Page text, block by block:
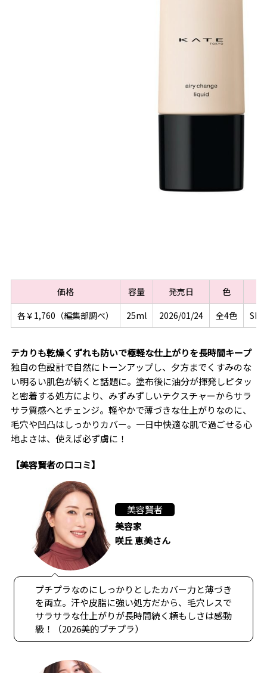
価格 容量 発売日 色
各￥1,760（編集部調べ）
25ml 2026/01/24 全4色
テカりも乾燥くずれも防いで極軽な仕上がりを長時間キープ
独自の色設計で自然にトーンアップし、夕方までくすみのな
い明るい肌色が続くと話題に。塗布後に油分が揮発しピタッ
と密着する処方により、みずみずしいテクスチャーからサラ
サラ質感へとチェンジ。軽やかで薄づきな仕上がりなのに、
毛穴や凹凸はしっかりカバー。一日中快適な肌で過ごせる心
地よさは、使えば必ず虜に！
【美容賢者の口コミ】
美容賢者
美容家
咲丘 恵美さん
プチプラなのにしっかりとしたカバー力と薄づき
を両立。汗や皮脂に強い処方だから、毛穴レスで
サラサラな仕上がりが長時間続く頼もしさは感動
級！（2026美的プチプラ）